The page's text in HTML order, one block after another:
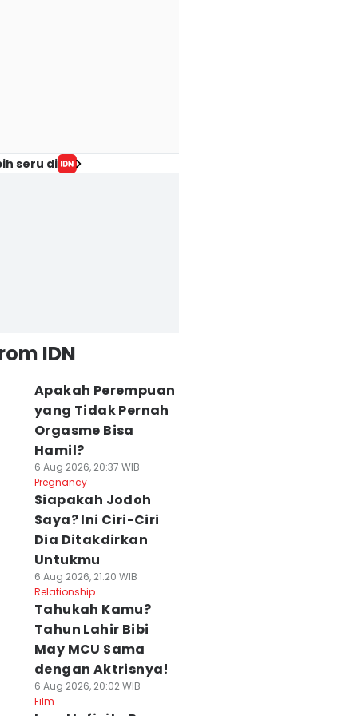
seru di
IDN
Apakah Perempuan
yang Tidak Pernah
Orgasme Bisa
Hamil?
6 Aug 2026, 20:37 WIB
Pregnancy
Siapakah Jodoh
Saya? Ini Ciri-Ciri
Dia Ditakdirkan
Untukmu
6 Aug 2026, 21:20 WIB
Relationship
Tahukah Kamu?
Tahun Lahir Bibi
May MCU Sama
dengan Aktrisnya!
6 Aug 2026, 20:02 WIB
Film